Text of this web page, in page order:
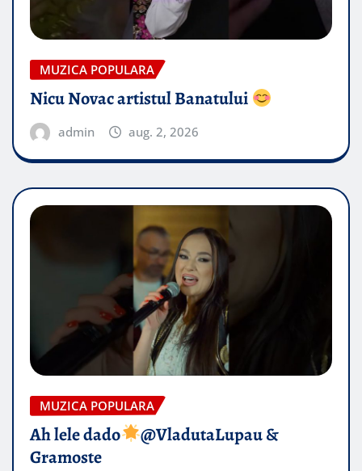
MUZICA POPULARA
Nicu Novac artistul Banatului
admin aug. 2, 2026
MUZICA POPULARA
Ah lele dado​
@VladutaLupau &
Gramoste